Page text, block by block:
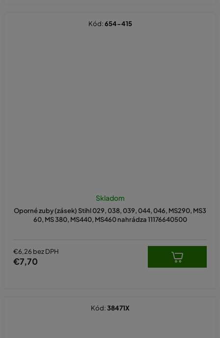
Oporné zuby (zásek) Stihl 029, 038, 039, 044, 046, MS290, MS3
60, MS 380, MS440, MS460 nahrádza 11176640500
Skladom
€6,26 bez DPH
€7,70
Kód:654-415
Kód:38471X